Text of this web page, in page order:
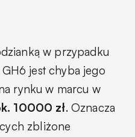
w przypadku
jest chyba jego
rynku w marcu w
10000 zł. Oznacza
zbliżone